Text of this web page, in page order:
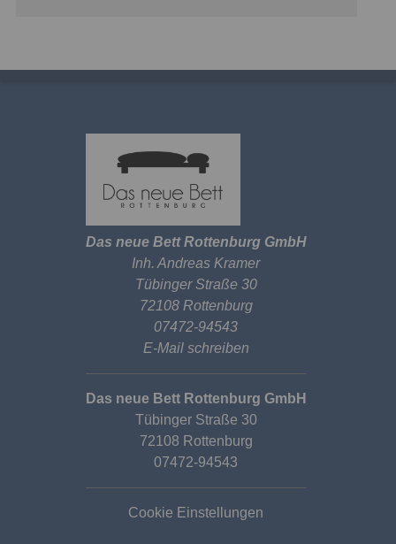
Das neue Bett Rottenburg GmbH
Inh. Andreas Kramer
Tübinger Straße 30
72108 Rottenburg
07472-94543
E-Mail schreiben
Das neue Bett Rottenburg GmbH
Tübinger Straße 30
72108 Rottenburg
07472-94543
Cookie Einstellungen